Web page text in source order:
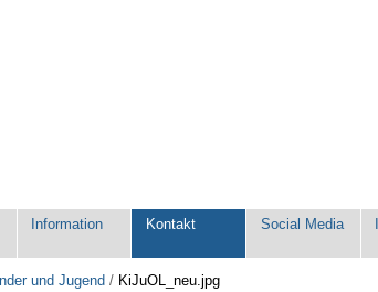
Information Kontakt Social Media
und Jugend / KiJuOL_neu.jpg